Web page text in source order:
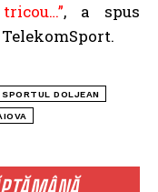
, a spus
SPORTUL DOLJEAN